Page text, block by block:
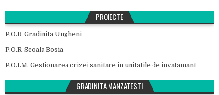
PROIECTE
P.O.R. Gradinita Ungheni
P.O.R. Scoala Bosia
P.O.I.M. Gestionarea crizei sanitare in unitatile de invatamant
GRADINITA MANZATESTI